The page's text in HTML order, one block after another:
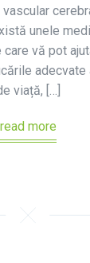
unele
vă pot
adecvate
viață, […]
read more